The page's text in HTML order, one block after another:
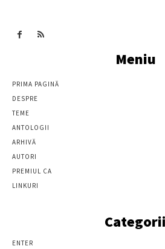
Meniu
PRIMA PAGINĂ
DESPRE
TEME
ANTOLOGII
ARHIVĂ
AUTORI
PREMIUL CA
LINKURI
Categorii
ENTER